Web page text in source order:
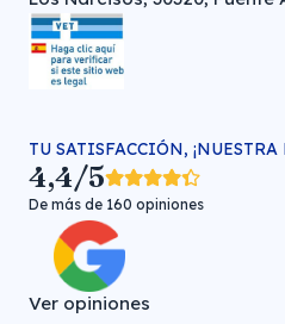
TU SATISFACCIÓN,
4,4/5
De más de 160 opiniones
Ver opiniones